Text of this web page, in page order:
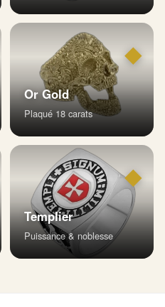
◆
Or Gold
Plaqué 18 carats
◆
Templier
Puissance & noblesse